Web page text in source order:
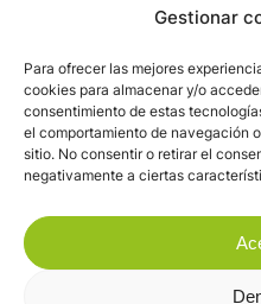
Gestionar
Para ofrecer las mejores
cookies para almacenar y/o
consentimiento de estas
el comportamiento de navegación
sitio. No consentir o retirar el
negativamente a ciertas
VALLE DEL PISUEÑA
PROYECTOS
SERVICIOS
AVISO LEGAL